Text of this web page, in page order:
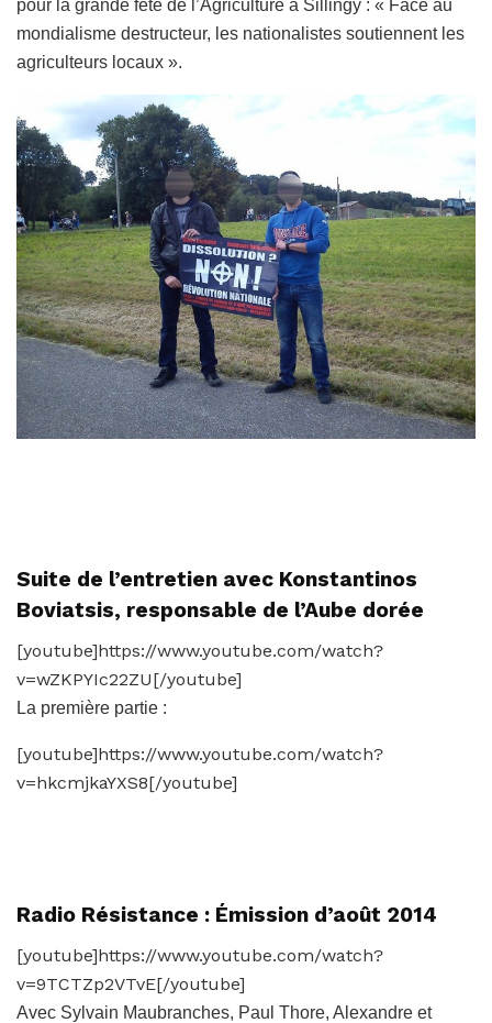
pour la grande fête de l’Agriculture à Sillingy : « Face au
mondialisme destructeur, les nationalistes soutiennent les
agriculteurs locaux ».
Suite de l’entretien avec Konstantinos
Boviatsis, responsable de l’Aube dorée
[youtube]https://www.youtube.com/watch?
v=wZKPYIc22ZU[/youtube]
La première partie :
[youtube]https://www.youtube.com/watch?
v=hkcmjkaYXS8[/youtube]
Radio Résistance : Émission d’août 2014
[youtube]https://www.youtube.com/watch?
v=9TCTZp2VTvE[/youtube]
Avec Sylvain Maubranches, Paul Thore, Alexandre et